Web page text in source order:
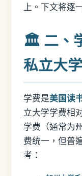
上。下文将逐
🏛️ 二、
私立大学
学费是美国读
立大学学费相
学费（通常为
费统一，但普
考：